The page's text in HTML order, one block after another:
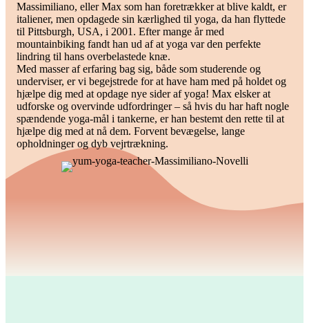
Massimiliano, eller Max som han foretrækker at blive kaldt, er
italiener, men opdagede sin kærlighed til yoga, da han flyttede
til Pittsburgh, USA, i 2001. Efter mange år med
mountainbiking fandt han ud af at yoga var den perfekte
lindring til hans overbelastede knæ.
Med masser af erfaring bag sig, både som studerende og
underviser, er vi begejstrede for at have ham med på holdet og
hjælpe dig med at opdage nye sider af yoga! Max elsker at
udforske og overvinde udfordringer – så hvis du har haft nogle
spændende yoga-mål i tankerne, er han bestemt den rette til at
hjælpe dig med at nå dem. Forvent bevægelse, lange
opholdninger og dyb vejrtrækning.